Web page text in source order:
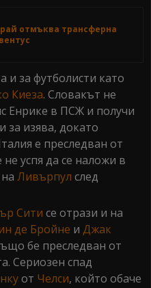
отмъква трансферна
и за футболисти като
Киеза. Словакът не
Енрике в ПСЖ и получи
изява, докато
е преследван от
успя да се наложи в
Ливърпул след
Сити се отрази и на
де Бройне и Джак
бе преследван от
Сериозен спад
от Челси, който обаче